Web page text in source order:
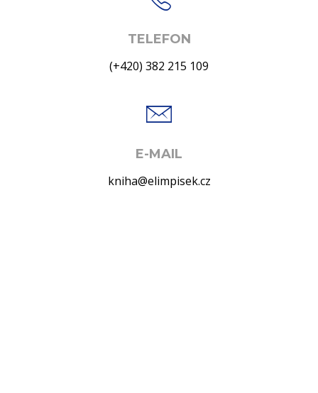
TELEFON
(+420) 382 215 109
E-MAIL
kniha@elimpisek.cz